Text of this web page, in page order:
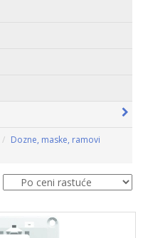
Dozne, maske, ramovi